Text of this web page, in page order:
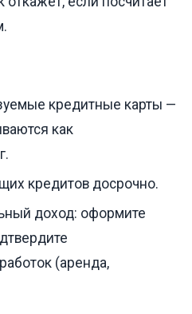
кредитные карты —
как
кредитов досрочно.
доход: оформите
(аренда,